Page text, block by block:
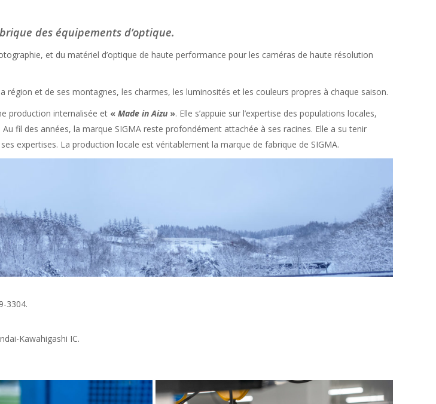
des équipements d’optique.
et du matériel d’optique de haute performance pour les caméras de haute résolution
et de ses montagnes, les charmes, les luminosités et les couleurs propres à chaque saison.
production internalisée et « Made in Aizu ». Elle s’appuie sur l’expertise des populations locales,
fil des années, la marque SIGMA reste profondément attachée à ses racines. Elle a su tenir
expertises. La production locale est véritablement la marque de fabrique de SIGMA.
3304.
Kawahigashi IC.